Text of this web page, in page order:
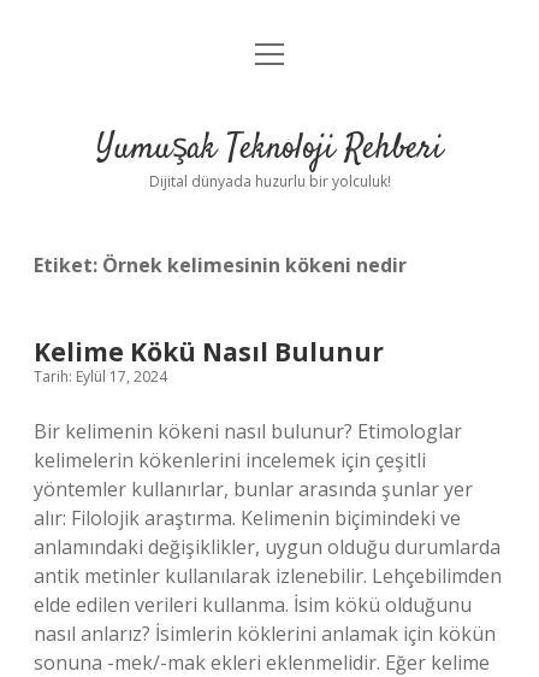
Anasayfa
Yasal Uyarı
menüyü
Yumuşak Teknoloji Rehberi
Dijital dünyada huzurlu bir yolculuk!
Etiket: Örnek kelimesinin kökeni nedir
Kelime Kökü Nasıl Bulunur
Tarih: Eylül 17, 2024
Bir kelimenin kökeni nasıl bulunur? Etimologlar
kelimelerin kökenlerini incelemek için çeşitli
yöntemler kullanırlar, bunlar arasında şunlar yer
alır: Filolojik araştırma. Kelimenin biçimindeki ve
anlamındaki değişiklikler, uygun olduğu durumlarda
antik metinler kullanılarak izlenebilir. Lehçebilimden
elde edilen verileri kullanma. İsim kökü olduğunu
nasıl anlarız? İsimlerin köklerini anlamak için kökün
sonuna -mek/-mak ekleri eklenmelidir. Eğer kelime